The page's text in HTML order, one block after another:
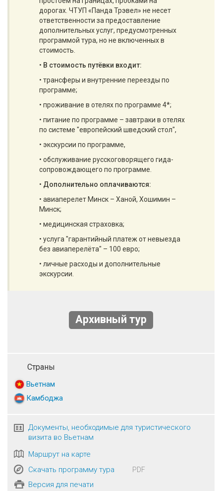
дорогах. ЧТУП «Панда Трэвел» не несет
ответственности за предоставление
дополнительных услуг, предусмотренных
программой тура, но не включенных в
стоимость.
• В стоимость путёвки входит:
• трансферы и внутренние переезды по
программе;
• проживание в отелях по программе 4*;
• питание по программе – завтраки в отелях
по системе "европейский шведский стол",
• экскурсии по программе,
• обслуживание русскоговорящего гида-
сопровождающего по программе.
• Дополнительно оплачиваются:
• авиаперелет Минск – Ханой, Хошимин –
Минск;
• медицинская страховка;
• услуга "гарантийный платеж от невыезда
без авиаперелёта" – 100 евро;
• личные расходы и дополнительные
экскурсии.
Архивный тур
Страны
Вьетнам
Камбоджа
Документы, необходимые для туристического
визита во Вьетнам
Маршрут на карте
Скачать программу тура
PDF
Версия для печати